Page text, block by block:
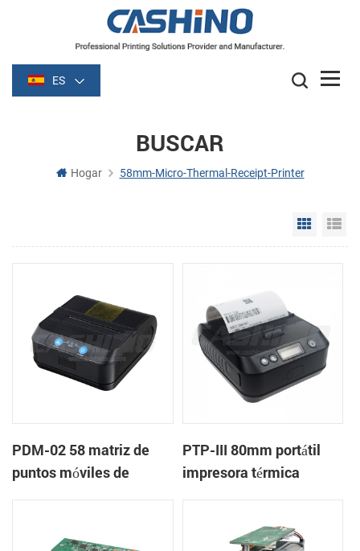
ES
BUSCAR
Hogar 58mm-Micro-Thermal-Receipt-Printer
Grid
PDM-02 58 matriz de
puntos móviles de
PTP-III 80mm portátil
impresora térmica